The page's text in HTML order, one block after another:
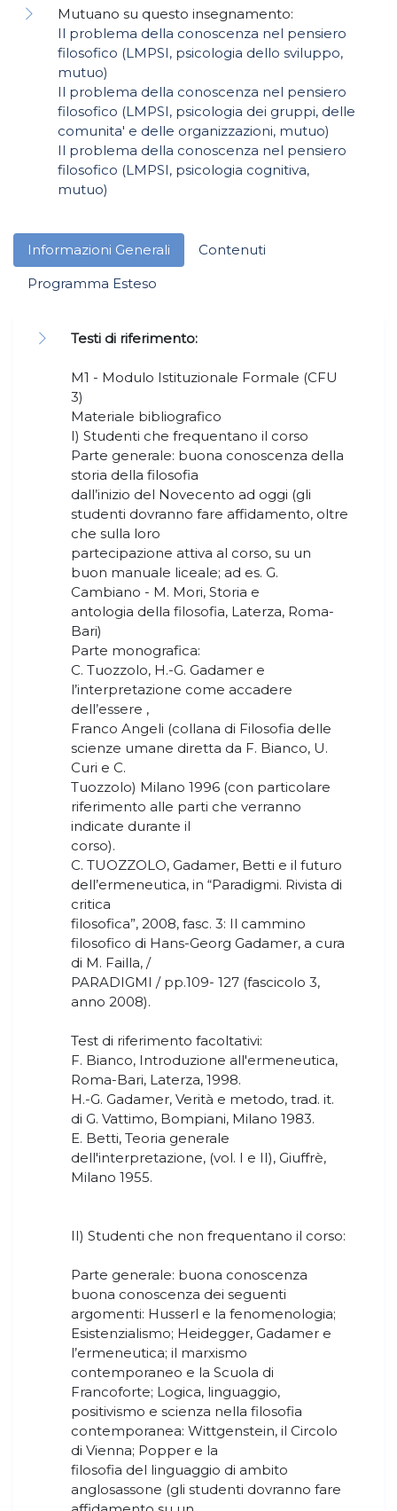
Informazioni Generali
Contenuti
Programma Esteso
Testi di riferimento:
M1 - Modulo Istituzionale Formale (CFU
3)
Materiale bibliografico
I) Studenti che frequentano il corso
Parte generale: buona conoscenza della
storia della filosofia
dall’inizio del Novecento ad oggi (gli
studenti dovranno fare affidamento, oltre
che sulla loro
partecipazione attiva al corso, su un
buon manuale liceale; ad es. G.
Cambiano - M. Mori, Storia e
antologia della filosofia, Laterza, Roma-
Bari)
Parte monografica:
C. Tuozzolo, H.-G. Gadamer e
l’interpretazione come accadere
dell’essere ,
Franco Angeli (collana di Filosofia delle
scienze umane diretta da F. Bianco, U.
Curi e C.
Tuozzolo) Milano 1996 (con particolare
riferimento alle parti che verranno
indicate durante il
corso).
C. TUOZZOLO, Gadamer, Betti e il futuro
dell’ermeneutica, in “Paradigmi. Rivista di
critica
filosofica”, 2008, fasc. 3: Il cammino
filosofico di Hans-Georg Gadamer, a cura
di M. Failla, /
PARADIGMI / pp.109- 127 (fascicolo 3,
anno 2008).
Test di riferimento facoltativi:
F. Bianco, Introduzione all'ermeneutica,
Roma-Bari, Laterza, 1998.
H.-G. Gadamer, Verità e metodo, trad. it.
di G. Vattimo, Bompiani, Milano 1983.
E. Betti, Teoria generale
dell'interpretazione, (vol. I e II), Giuffrè,
Milano 1955.
II) Studenti che non frequentano il corso:
Parte generale: buona conoscenza
buona conoscenza dei seguenti
argomenti: Husserl e la fenomenologia;
Esistenzialismo; Heidegger, Gadamer e
l’ermeneutica; il marxismo
contemporaneo e la Scuola di
Francoforte; Logica, linguaggio,
positivismo e scienza nella filosofia
contemporanea: Wittgenstein, il Circolo
di Vienna; Popper e la
filosofia del linguaggio di ambito
anglosassone (gli studenti dovranno fare
Mutuano su questo insegnamento:
Il problema della conoscenza nel pensiero
filosofico (LMPSI, psicologia dello sviluppo,
mutuo)
Il problema della conoscenza nel pensiero
filosofico (LMPSI, psicologia dei gruppi, delle
comunita' e delle organizzazioni, mutuo)
Il problema della conoscenza nel pensiero
filosofico (LMPSI, psicologia cognitiva,
mutuo)